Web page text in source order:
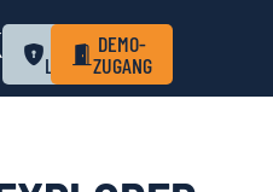
ZUM
LOGIN
DEMO-
ZUGANG